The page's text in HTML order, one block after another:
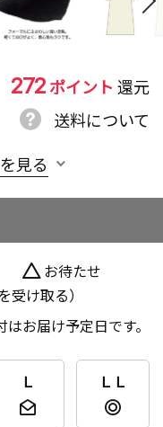
272ポイント 還元
送料について
見る
お待たせ
け取る）
はお届け予定日です。
Ｌ ＬＬ